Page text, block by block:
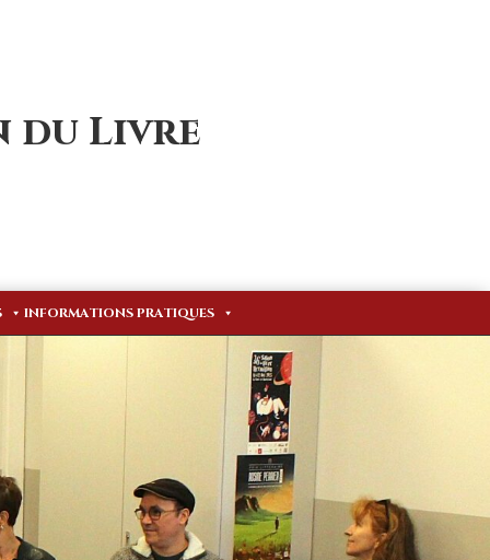
du Livre
INFORMATIONS PRATIQUES